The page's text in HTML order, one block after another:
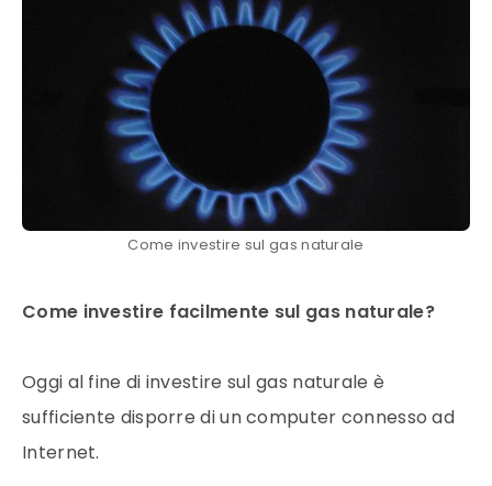
Come investire sul gas naturale
Come investire facilmente sul gas naturale?
Oggi al fine di investire sulgas naturale è
sufficiente disporre di un computer connesso ad
Internet.